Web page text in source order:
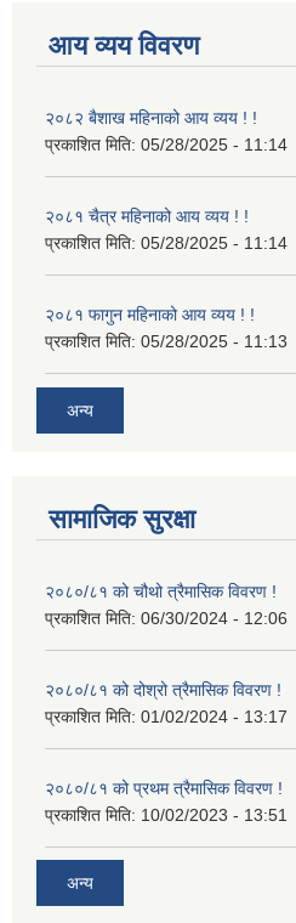
आय व्यय विवरण
२०८२ बैशाख महिनाको आय व्यय ! !
प्रकाशित मिति: 05/28/2025 - 11:14
२०८१ चैत्र महिनाको आय व्यय ! !
प्रकाशित मिति: 05/28/2025 - 11:14
२०८१ फागुन महिनाको आय व्यय ! !
प्रकाशित मिति: 05/28/2025 - 11:13
अन्य
सामाजिक सुरक्षा
२०८०/८१ को चौथो त्रैमासिक विवरण !
प्रकाशित मिति: 06/30/2024 - 12:06
२०८०/८१ को दोश्रो त्रैमासिक विवरण !
प्रकाशित मिति: 01/02/2024 - 13:17
२०८०/८१ को प्रथम त्रैमासिक विवरण !
प्रकाशित मिति: 10/02/2023 - 13:51
अन्य